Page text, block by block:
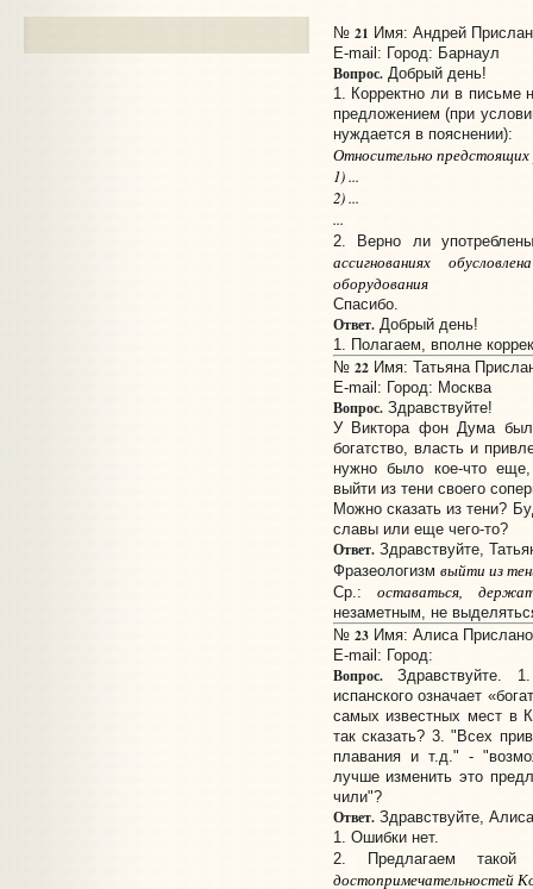
№ 21 Имя: Андрей
E-mail: Город: Барнаул
Вопрос.Добрый день!
1. Корректно ли в письме
предложением (при
нуждается в пояснении):
Относительно предстоящих
1) ...
2) ...
...
2. Верно ли
ассигнованиях
оборудования
Спасибо.
Ответ.Добрый день!
1. Полагаем, вполне
№ 22Имя: Татьяна
E-mail: Город: Москва
Вопрос.Здравствуйте!
У Виктора фон Дума
богатство, власть и
нужно было кое-что
выйти из тени своего
Можно сказать из тени?
славы или еще чего-то?
Ответ.Здравствуйте,
Фразеологизм выйти из
Ср.:оставаться,
незаметным, не
№ 23Имя: Алиса
E-mail: Город:
Вопрос.Здравствуйте.
испанского означает
самых известных мест в
так сказать? 3. "Всех
плавания и т.д." -
лучше изменить это
чили"?
Ответ.Здравствуйте,
1. Ошибки нет.
2. Предлагаем
достопримечательностей